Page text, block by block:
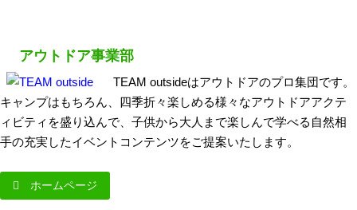
アウトドア事業部
TEAM outsideはアウトドアのプロ集団です。
キャンプはもちろん、四季折々楽しめる様々なアウトドアアクテ
ィビティを盛り込んで、子供から大人まで楽しんで学べる自然相
手の充実したイベントコンテンツをご提案いたします。
ホームページ